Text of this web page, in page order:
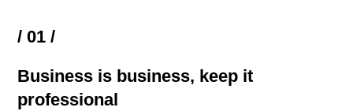
/ 01 /
Business is business, keep it
professional